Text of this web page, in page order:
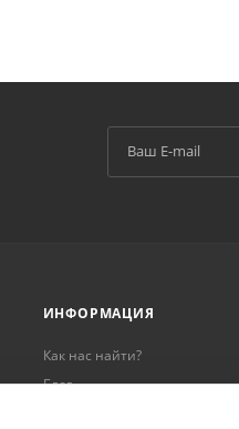
ИНФОРМАЦИЯ
Как нас найти?
Блог